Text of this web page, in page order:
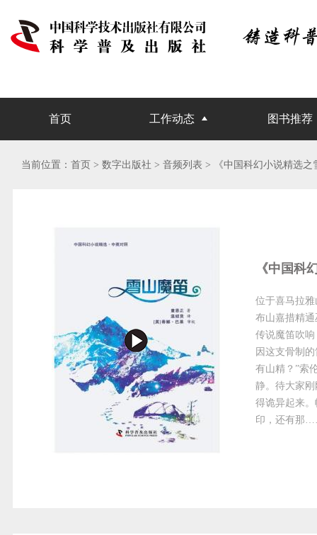
首页 工作动态 图书推荐
当前位置： 首页 > 数字出版社 > 音频列表 > 《中国科幻小说精选之
《中国科
位于喜马拉
布山嘉措精
传说魔笛吹
因这支骨制
有山精？”索
静。待大家
得诡异起来
印，还有那